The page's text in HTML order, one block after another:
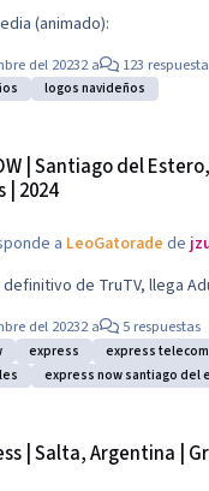
(animado):
del 20232 a 123
logos navideños
| Santiago del
| 2024
a LeoGatorade de
de TruTV, llega
del 20232 a 5 respuestas
express
express
express now santiago del
| Salta, Argentina |